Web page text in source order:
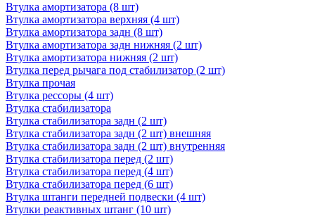
Втулка амортизатора (8 шт)
Втулка амортизатора верхняя (4 шт)
Втулка амортизатора задн (8 шт)
Втулка амортизатора задн нижняя (2 шт)
Втулка амортизатора нижняя (2 шт)
Втулка перед рычага под стабилизатор (2 шт)
Втулка прочая
Втулка рессоры (4 шт)
Втулка стабилизатора
Втулка стабилизатора задн (2 шт)
Втулка стабилизатора задн (2 шт) внешняя
Втулка стабилизатора задн (2 шт) внутренняя
Втулка стабилизатора перед (2 шт)
Втулка стабилизатора перед (4 шт)
Втулка стабилизатора перед (6 шт)
Втулка штанги передней подвески (4 шт)
Втулки реактивных штанг (10 шт)